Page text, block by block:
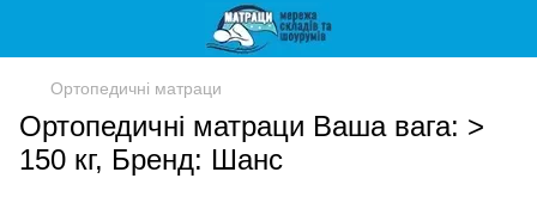
Ортопедичні матраци
Ортопедичні матраци Ваша вага: >
150 кг, Бренд: Шанс